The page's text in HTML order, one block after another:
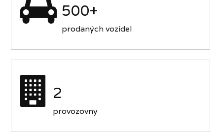
500+
prodaných vozidel
2
provozovny